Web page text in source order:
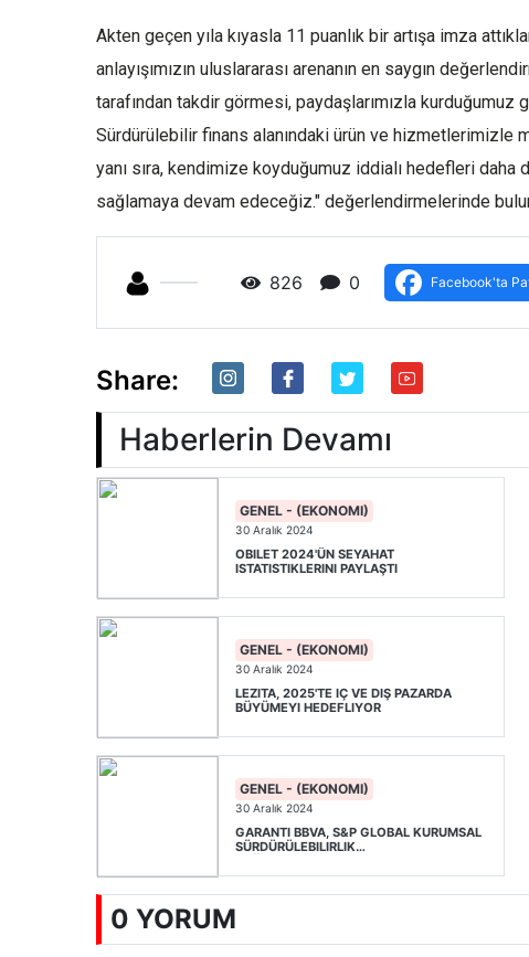
Akten geçen yıla kıyasla 11 puanlık bir artışa imza
anlayışımızın uluslararası arenanın en saygın
tarafından takdir görmesi, paydaşlarımızla
Sürdürülebilir finans alanındaki ürün ve hizmetlerimizle
yanı sıra, kendimize koyduğumuz iddialı hedefleri
sağlamaya devam edeceğiz." değerlendirmelerinde
826 0 Facebook'ta
Share:
Haberlerin Devamı
GENEL - (EKONOMI)
30 Aralık 2024
OBILET 2024'ÜN SEYAHAT
ISTATISTIKLERINI PAYLAŞTI
GENEL - (EKONOMI)
30 Aralık 2024
LEZITA, 2025'TE IÇ VE DIŞ PAZARDA
BÜYÜMEYI HEDEFLIYOR
GENEL - (EKONOMI)
30 Aralık 2024
GARANTI BBVA, S&P GLOBAL KURUMSAL
SÜRDÜRÜLEBILIRLIK
0 YORUM